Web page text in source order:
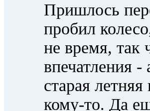
Пришлось
пробил
не время, так
впечатления
старая
кому-то. Да